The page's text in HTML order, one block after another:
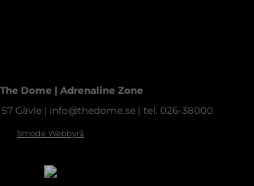
The Dome | Adrenaline Zone
Gävle | info@thedome.se | tel. 026-38000
Smode Webbyrå